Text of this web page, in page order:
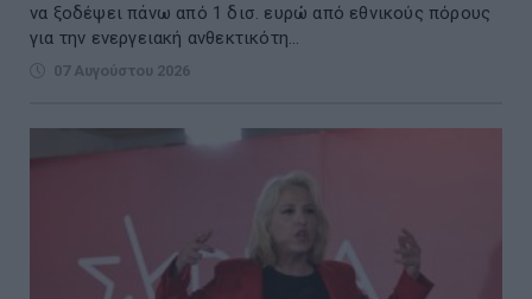
να ξοδέψει πάνω από 1 δισ. ευρώ από εθνικούς πόρους
για την ενεργειακή ανθεκτικότη...
07 Αυγούστου 2026